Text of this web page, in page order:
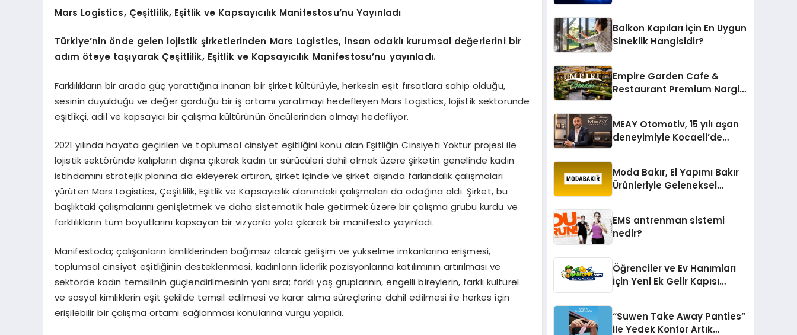
Mars Logistics, Çeşitlilik, Eşitlik ve Kapsayıcılık Manifestosu’nu Yayınladı
Türkiye’nin önde gelen lojistik şirketlerinden Mars Logistics, insan odaklı kurumsal değerlerini bir
adım öteye taşıyarak Çeşitlilik, Eşitlik ve Kapsayıcılık Manifestosu’nu yayınladı.
Farklılıkların bir arada güç yarattığına inanan bir şirket kültürüyle, herkesin eşit fırsatlara sahip olduğu,
sesinin duyulduğu ve değer gördüğü bir iş ortamı yaratmayı hedefleyen Mars Logistics, lojistik sektöründe
eşitlikçi, adil ve kapsayıcı bir çalışma kültürünün öncülerinden olmayı hedefliyor.
2021 yılında hayata geçirilen ve toplumsal cinsiyet eşitliğini konu alan Eşitliğin Cinsiyeti Yoktur projesi ile
lojistik sektöründe kalıpların dışına çıkarak kadın tır sürücüleri dahil olmak üzere şirketin genelinde kadın
istihdamını stratejik planına da ekleyerek artıran, şirket içinde ve şirket dışında farkındalık çalışmaları
yürüten Mars Logistics, Çeşitlilik, Eşitlik ve Kapsayıcılık alanındaki çalışmaları da odağına aldı. Şirket, bu
başlıktaki çalışmalarını genişletmek ve daha sistematik hale getirmek üzere bir çalışma grubu kurdu ve
farklılıkların tüm boyutlarını kapsayan bir vizyonla yola çıkarak bir manifesto yayınladı.
Manifestoda; çalışanların kimliklerinden bağımsız olarak gelişim ve yükselme imkanlarına erişmesi,
toplumsal cinsiyet eşitliğinin desteklenmesi, kadınların liderlik pozisyonlarına katılımının artırılması ve
sektörde kadın temsilinin güçlendirilmesinin yanı sıra; farklı yaş gruplarının, engelli bireylerin, farklı kültürel
ve sosyal kimliklerin eşit şekilde temsil edilmesi ve karar alma süreçlerine dahil edilmesi ile herkes için
erişilebilir bir çalışma ortamı sağlanması konularına vurgu yapıldı.
Balkon Kapıları İçin En Uygun
Sineklik Hangisidir?
Empire Garden Cafe &
Restaurant Premium Nargile
MEAY Otomotiv, 15 yılı aşan
deneyimiyle Kocaeli’de
Moda Bakır, El Yapımı Bakır
Ürünleriyle Geleneksel
EMS antrenman sistemi
nedir?
Öğrenciler ve Ev Hanımları
İçin Yeni Ek Gelir Kapısı
“Suwen Take Away Panties”
ile Yedek Konfor Artık